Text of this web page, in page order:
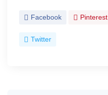
Facebook Pinterest
Twitter